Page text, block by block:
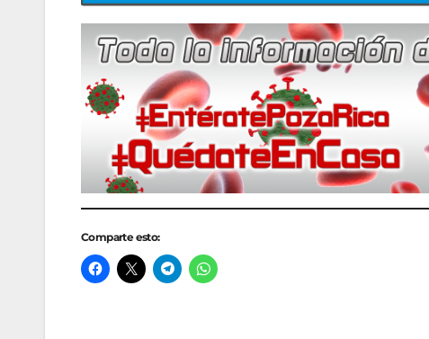
Comparte esto: